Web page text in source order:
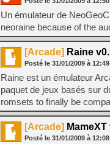
Un émulateur de
neoraine because of the
[Arcade] Raine
Posté le 31/01/2009 à 12:49
Raine est un émulateur
paquet de jeux basés sur
romsets to finally be
[Arcade]
Posté le 31/01/2009 à 12:08